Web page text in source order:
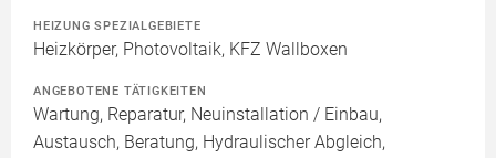
HEIZUNG SPEZIALGEBIETE
Heizkörper, Photovoltaik, KFZ Wallboxen
ANGEBOTENE TÄTIGKEITEN
Wartung, Reparatur, Neuinstallation / Einbau,
Austausch, Beratung, Hydraulischer Abgleich,